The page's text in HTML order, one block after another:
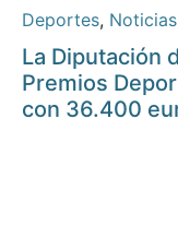
Deportes, Noticias
La Diputación
Premios
con 36.400